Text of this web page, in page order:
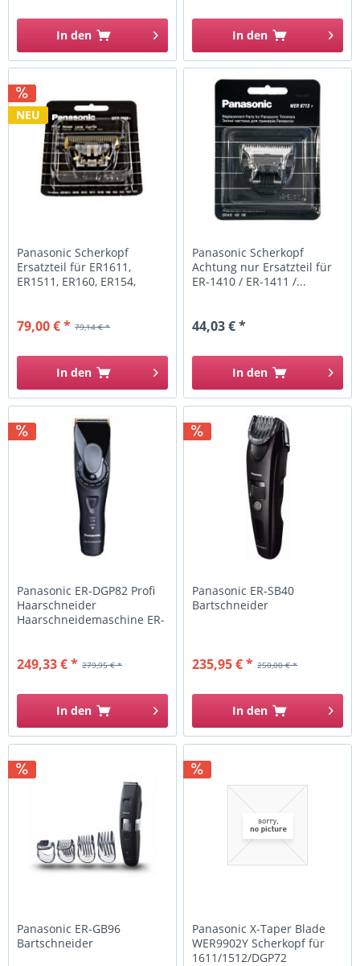
In den In den
NEU
Panasonic Scherkopf
Ersatzteil für ER1611,
ER1511, ER160, ER154,
79,14 € *
79,00 € *
In den
Panasonic Scherkopf
Achtung nur Ersatzteil für
ER-1410 / ER-1411 /...
44,03 € *
In den
Panasonic ER-DGP82 Profi
Haarschneider
Haarschneidemaschine ER-
279,95 € *
249,33 € *
In den
Panasonic ER-SB40
Bartschneider
250,00 € *
235,95 € *
In den
Panasonic ER-GB96
Bartschneider
Panasonic X-Taper Blade
WER9902Y Scherkopf für
1611/1512/DGP72